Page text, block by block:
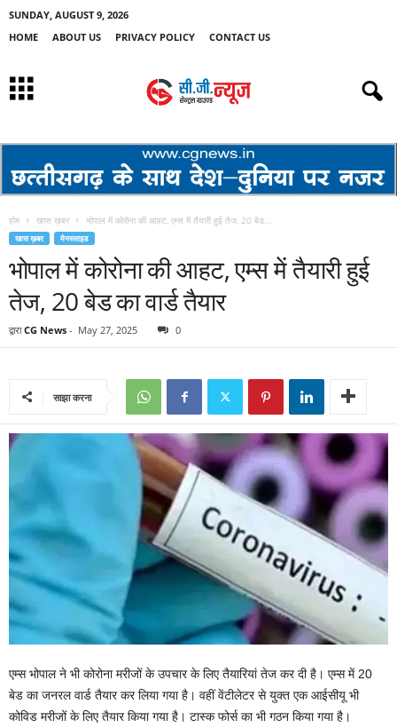
SUNDAY, AUGUST 9, 2026
HOME
ABOUT US PRIVACY POLICY CONTACT US
होम खास ख़बर भोपाल में कोरोना की आहट, एम्स में तैयारी हुई तेज, 20 बेड...
खास ख़बर मेनस्लाइड
भोपाल में कोरोना की आहट, एम्स में तैयारी हुई
तेज, 20 बेड का वार्ड तैयार
द्वारा CG News - May 27, 2025 0
साझा करना
एम्स भोपाल ने भी कोरोना मरीजों के उपचार के लिए तैयारियां तेज कर दी है। एम्स में 20
बेड का जनरल वार्ड तैयार कर लिया गया है। वहीं वेंटीलेटर से युक्त एक आईसीयू भी
कोविड मरीजों के लिए तैयार किया गया है। टास्क फोर्स का भी गठन किया गया है।